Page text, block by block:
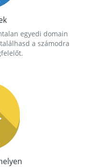
egyedi domain
a számodra